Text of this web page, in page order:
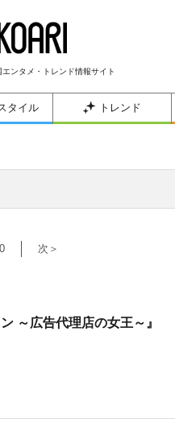
ンタメ・トレンド情報サイト
タイル トレンド
次＞
～広告代理店の女王～』